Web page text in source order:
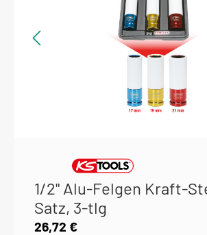
1/2" Alu-Felgen Kraft-
Satz, 3-tlg
26,72 €